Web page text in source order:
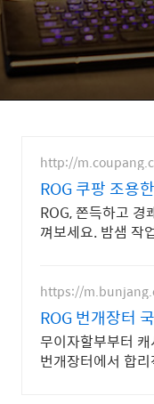
http://
ROG 쿠팡 조용
ROG, 쫀득하고 경
껴보세요. 밤샘 작
https://
ROG 번개장터
드 중고거래
무이자할부부터
번개장터에서 합